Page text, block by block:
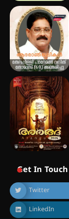
Get In Touch
Twitter
LinkedIn